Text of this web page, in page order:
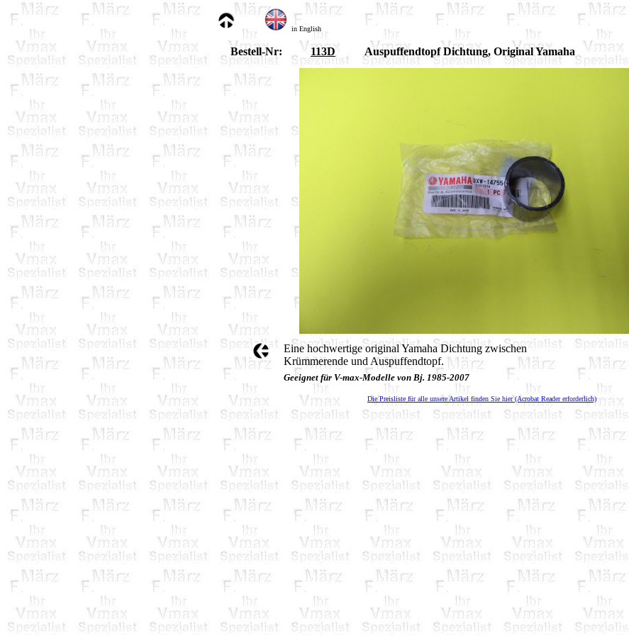
in English
Bestell-Nr: 113D Auspuffendtopf Dichtung, Original Yamaha
Eine hochwertige original Yamaha Dichtung zwischen
Krümmerende und Auspuffendtopf.
Geeignet für V-max-Modelle von Bj. 1985-2007
Die Preisliste für alle unsere Artikel finden Sie hier (Acrobat Reader erforderlich)